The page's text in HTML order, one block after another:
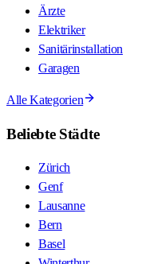
Ärzte
Elektriker
Sanitärinstallation
Garagen
Alle Kategorien
Beliebte Städte
Zürich
Genf
Lausanne
Bern
Basel